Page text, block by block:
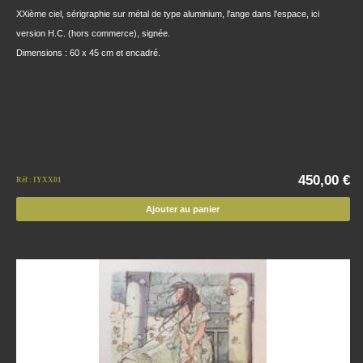
XXième ciel, sérigraphie sur métal de type aluminium, l'ange dans l'espace, ici
version H.C. (hors commerce), signée.
Dimensions : 60 x 45 cm et encadré.
Réf : IYXX01 450,00 €
Ajouter au panier